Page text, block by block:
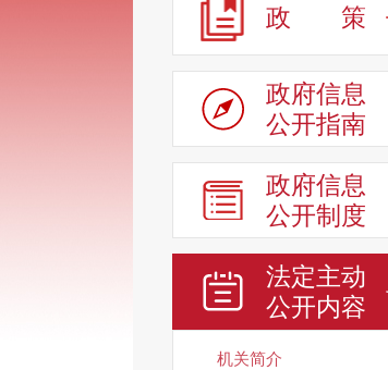
政 策
政府信息
公开指南
政府信息
公开制度
法定主动
公开内容
机关简介